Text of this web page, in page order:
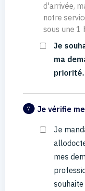
d'arrivée,
notre
sous une 1
Je
ma
priorité.
7 Je vérifie
Je
mes